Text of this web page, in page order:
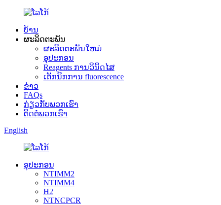
ບ້ານ
ຜະລິດຕະພັນ
ຜະລິດຕະພັນໃຫມ່
ອຸປະກອນ
Reagents ການວິນິດໄສ
ເຕັກນິກການ fluorescence
ຂ່າວ
FAQs
ກ່ຽວກັບພວກເຮົາ
ຕິດຕໍ່ພວກເຮົາ
English
ອຸປະກອນ
NTIMM2
NTIMM4
H2
NTNCPCR